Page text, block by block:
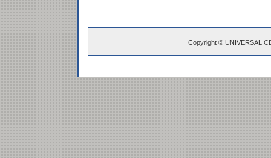
Copyright © UNIVERSAL